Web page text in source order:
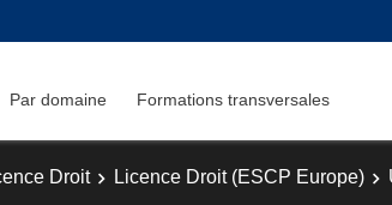
Par domaine Formations transversales
Droit Licence Droit (ESCP Europe)